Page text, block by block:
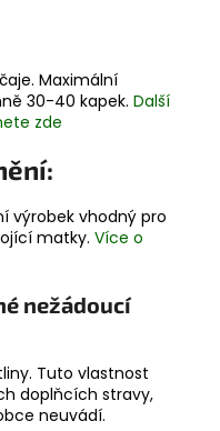
Maximální
30-40 kapek. Další
zde
výrobek vhodný pro
matky. Více o
nežádoucí
Tuto vlastnost
doplňcích stravy,
neuvádí.